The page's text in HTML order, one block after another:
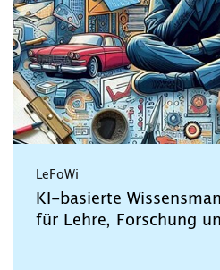
LeFoWi
KI-basierte
für Lehre, Forschung